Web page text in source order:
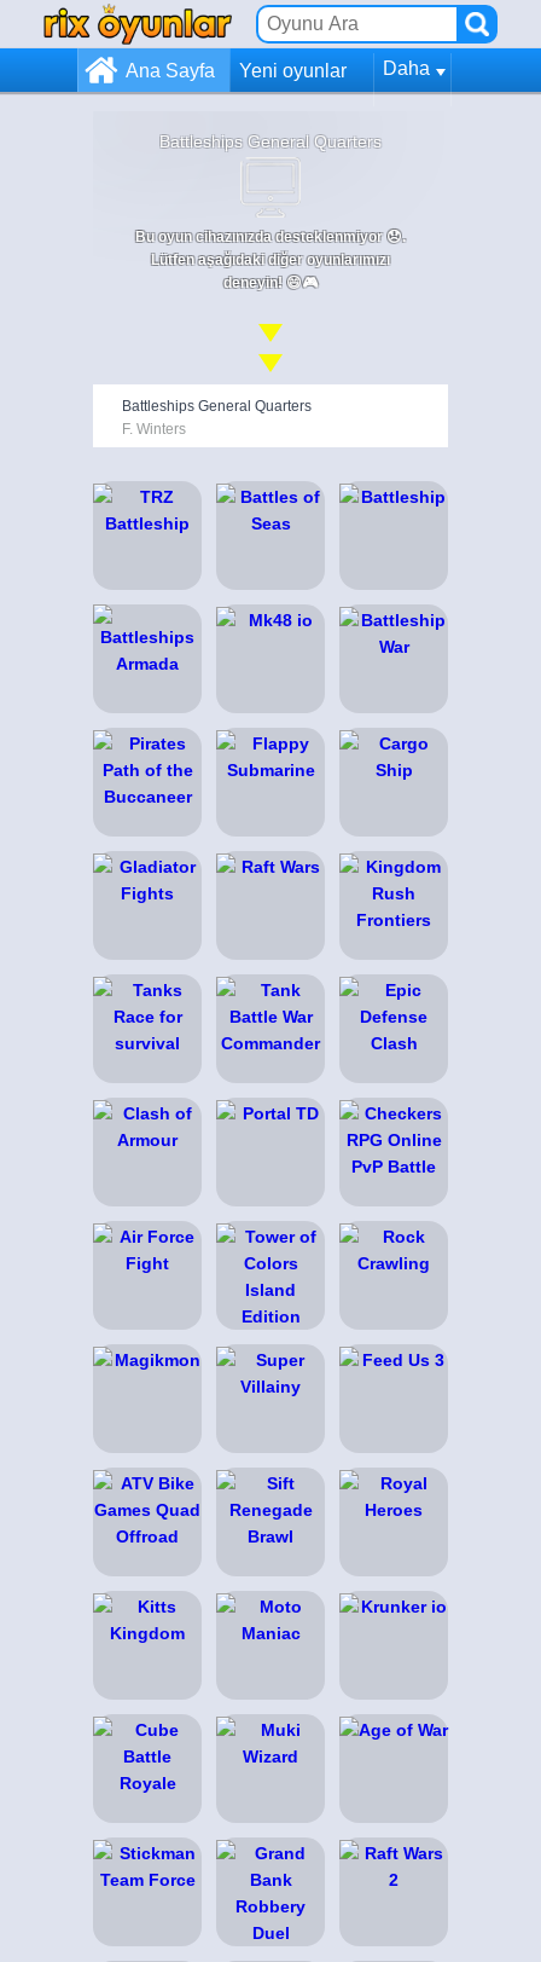
Ana Sayfa Yeni oyunlar Daha
Battleships General Quarters
Bu oyun cihazınızda desteklenmiyor 😞.
Lütfen aşağıdaki diğer oyunlarımızı
deneyin! 😄🎮
Battleships General Quarters
F. Winters